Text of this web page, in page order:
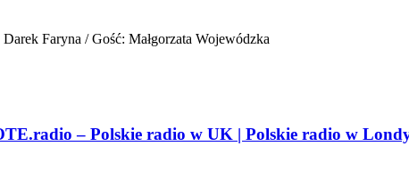
Darek Faryna / Gość: Małgorzata Wojewódzka